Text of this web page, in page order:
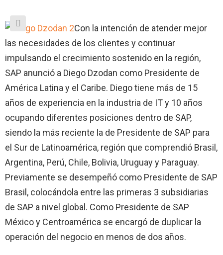
Con la intención de atender mejor
las necesidades de los clientes y continuar
impulsando el crecimiento sostenido en la región,
SAP anunció a Diego Dzodan como Presidente de
América Latina y el Caribe. Diego tiene más de 15
años de experiencia en la industria de IT y 10 años
ocupando diferentes posiciones dentro de SAP,
siendo la más reciente la de Presidente de SAP para
el Sur de Latinoamérica, región que comprendió Brasil,
Argentina, Perú, Chile, Bolivia, Uruguay y Paraguay.
Previamente se desempeñó como Presidente de SAP
Brasil, colocándola entre las primeras 3 subsidiarias
de SAP a nivel global. Como Presidente de SAP
México y Centroamérica se encargó de duplicar la
operación del negocio en menos de dos años.